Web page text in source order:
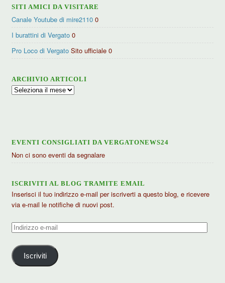
SITI AMICI DA VISITARE
Canale Youtube di mire2110 0
I burattini di Vergato 0
Pro Loco di Vergato Sito ufficiale 0
ARCHIVIO ARTICOLI
Archivio
EVENTI CONSIGLIATI DA VERGATONEWS24
Non ci sono eventi da segnalare
ISCRIVITI AL BLOG TRAMITE EMAIL
Inserisci il tuo indirizzo e-mail per iscriverti a questo blog, e ricevere
via e-mail le notifiche di nuovi post.
Indirizzo
mail
Iscriviti